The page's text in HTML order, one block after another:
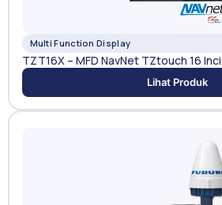
Multi Function Display
TZT16X – MFD NavNet TZtouch 16 Inci
Lihat Produk